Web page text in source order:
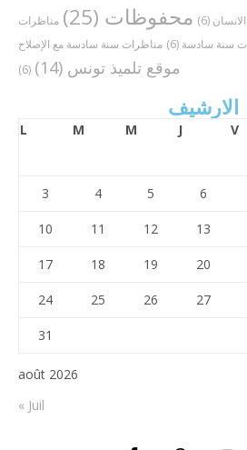
(6) محفوظات (25)
مناظرات
سنة سادسة (6)
(6)
موقع تلميذ تونس (14)
الارشيف
août 2026
L M M J V
3 4 5 6
10 11 12 13
17 18 19 20
24 25 26 27
31
« Juil